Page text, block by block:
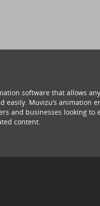
software that allows
easily. Muvizu’s animation
and businesses looking to
content.